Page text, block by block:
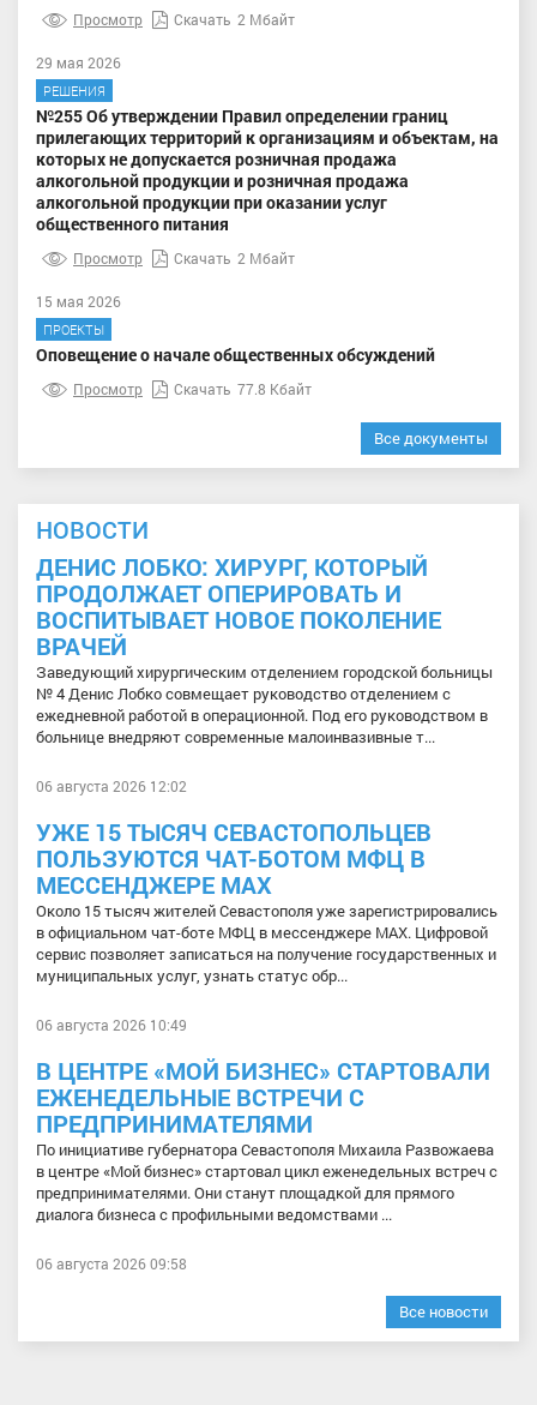
Просмотр Скачать 2 Мбайт
29 мая 2026
РЕШЕНИЯ
№255 Об утверждении Правил определении границ
прилегающих территорий к организациям и объектам, на
которых не допускается розничная продажа
алкогольной продукции и розничная продажа
алкогольной продукции при оказании услуг
общественного питания
Просмотр Скачать 2 Мбайт
15 мая 2026
ПРОЕКТЫ
Оповещение о начале общественных обсуждений
Просмотр Скачать 77.8 Кбайт
Все документы
НОВОСТИ
ДЕНИС ЛОБКО: ХИРУРГ, КОТОРЫЙ
ПРОДОЛЖАЕТ ОПЕРИРОВАТЬ И
ВОСПИТЫВАЕТ НОВОЕ ПОКОЛЕНИЕ
ВРАЧЕЙ
Заведующий хирургическим отделением городской больницы
№ 4 Денис Лобко совмещает руководство отделением с
ежедневной работой в операционной. Под его руководством в
больнице внедряют современные малоинвазивные т...
06 августа 2026 12:02
УЖЕ 15 ТЫСЯЧ СЕВАСТОПОЛЬЦЕВ
ПОЛЬЗУЮТСЯ ЧАТ-БОТОМ МФЦ В
МЕССЕНДЖЕРЕ МАХ
Около 15 тысяч жителей Севастополя уже зарегистрировались
в официальном чат-боте МФЦ в мессенджере МАХ. Цифровой
сервис позволяет записаться на получение государственных и
муниципальных услуг, узнать статус обр...
06 августа 2026 10:49
В ЦЕНТРЕ «МОЙ БИЗНЕС» СТАРТОВАЛИ
ЕЖЕНЕДЕЛЬНЫЕ ВСТРЕЧИ С
ПРЕДПРИНИМАТЕЛЯМИ
По инициативе губернатора Севастополя Михаила Развожаева
в центре «Мой бизнес» стартовал цикл еженедельных встреч с
предпринимателями. Они станут площадкой для прямого
диалога бизнеса с профильными ведомствами ...
06 августа 2026 09:58
Все новости